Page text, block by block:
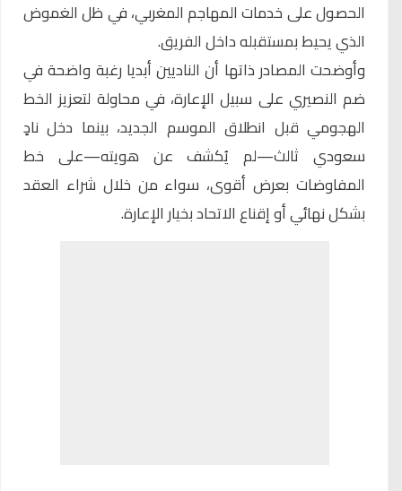
الحصول على خدمات المهاجم المغربي، في ظل الغموض
الذي يحيط بمستقبله داخل الفريق.
وأوضحت المصادر ذاتها أن الناديين أبديا رغبة واضحة في
ضم النصيري على سبيل الإعارة، في محاولة لتعزيز الخط
الهجومي قبل انطلاق الموسم الجديد، بينما دخل نادٍ
سعودي ثالث—لم يُكشف عن هويته—على خط
المفاوضات بعرض أقوى، سواء من خلال شراء العقد
بشكل نهائي أو إقناع الاتحاد بخيار الإعارة.